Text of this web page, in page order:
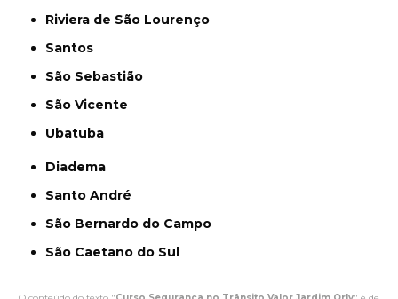
Riviera de São Lourenço
Santos
São Sebastião
São Vicente
Ubatuba
Diadema
Santo André
São Bernardo do Campo
São Caetano do Sul